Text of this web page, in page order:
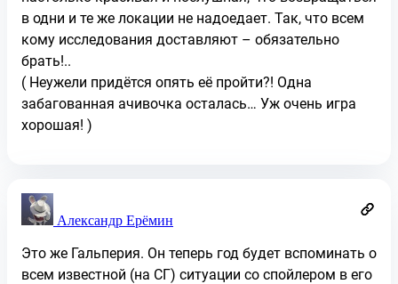
в одни и те же локации не надоедает. Так, что всем
кому исследования доставляют – обязательно
брать!..
( Неужели придётся опять её пройти?! Одна
забагованная ачивочка осталась… Уж очень игра
хорошая! )
Александр Ерёмин
Это же Гальперия. Он теперь год будет вспоминать о
всем известной (на СГ) ситуации со спойлером в его